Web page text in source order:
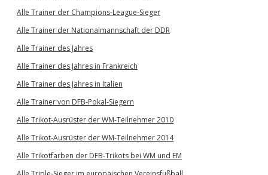
Alle Trainer der Champions-League-Sieger
Alle Trainer der Nationalmannschaft der DDR
Alle Trainer des Jahres
Alle Trainer des Jahres in Frankreich
Alle Trainer des Jahres in Italien
Alle Trainer von DFB-Pokal-Siegern
Alle Trikot-Ausrüster der WM-Teilnehmer 2010
Alle Trikot-Ausrüster der WM-Teilnehmer 2014
Alle Trikotfarben der DFB-Trikots bei WM und EM